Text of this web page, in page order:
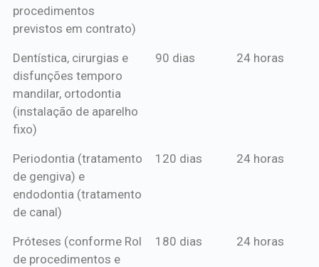
procedimentos
previstos em contrato)
Dentística, cirurgias e
disfunções temporo
mandilar, ortodontia
(instalação de aparelho
fixo)
90 dias 24 horas
Periodontia (tratamento
de gengiva) e
endodontia (tratamento
de canal)
120 dias 24 horas
Próteses (conforme Rol
de procedimentos e
180 dias 24 horas